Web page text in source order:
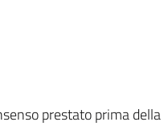
prestato prima della